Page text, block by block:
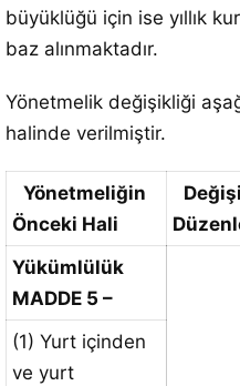
büyüklüğü için ise yıllık
baz alınmaktadır.
Yönetmelik değişikliği
halinde verilmiştir.
Yönetmeliğin
Önceki Hali
Yükümlülük
MADDE 5 –
(1) Yurt içinden
ve yurt